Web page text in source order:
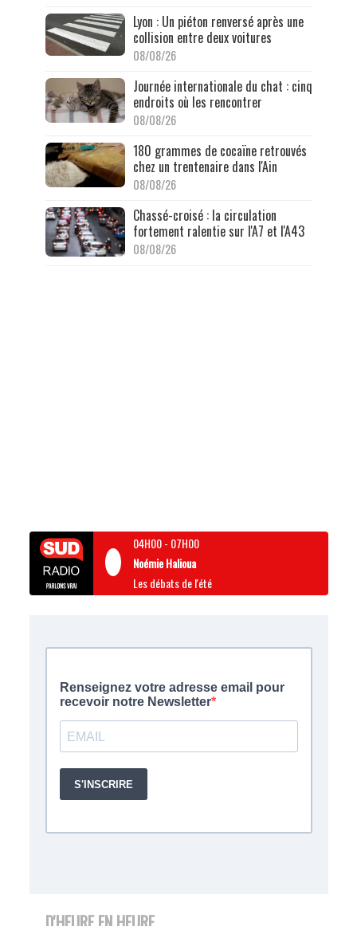
Lyon : Un piéton renversé après une
collision entre deux voitures
08/08/26
Journée internationale du chat : cinq
endroits où les rencontrer
08/08/26
180 grammes de cocaïne retrouvés
chez un trentenaire dans l'Ain
08/08/26
Chassé-croisé : la circulation
fortement ralentie sur l'A7 et l'A43
08/08/26
04H00- 07H00
Noémie Halioua
Les débats de l'été